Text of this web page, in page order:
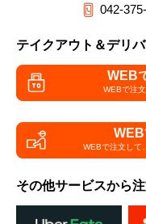
042-
テイクアウト＆デリ
WEB
WEBで注
WEBで注文して、
その他サービスから